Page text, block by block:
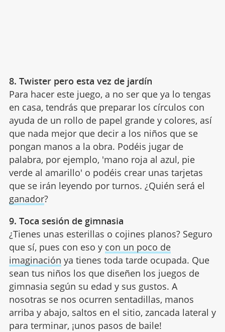
8. Twister pero esta vez de jardín
Para hacer este juego, a no ser que ya lo tengas
en casa, tendrás que preparar los círculos con
ayuda de un rollo de papel grande y colores, así
que nada mejor que decir a los niños que se
pongan manos a la obra. Podéis jugar de
palabra, por ejemplo, 'mano roja al azul, pie
verde al amarillo' o podéis crear unas tarjetas
que se irán leyendo por turnos. ¿Quién será el
ganador?
9. Toca sesión de gimnasia
¿Tienes unas esterillas o cojines planos? Seguro
que sí, pues con eso y con un poco de
imaginación ya tienes toda tarde ocupada. Que
sean tus niños los que diseñen los juegos de
gimnasia según su edad y sus gustos. A
nosotras se nos ocurren sentadillas, manos
arriba y abajo, saltos en el sitio, zancada lateral y
para terminar, ¡unos pasos de baile!